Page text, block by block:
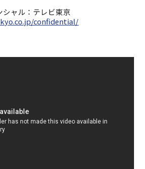
ャル：テレビ東京
confidential/